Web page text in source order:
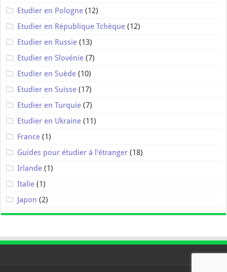
Etudier en Pologne (12)
Etudier en République Tchèque (12)
Etudier en Russie (13)
Etudier en Slovénie (7)
Etudier en Suède (10)
Etudier en Suisse (17)
Etudier en Turquie (7)
Etudier en Ukraine (11)
France (1)
Guides pour étudier à l'étranger (18)
Irlande (1)
Italie (1)
Japon (2)